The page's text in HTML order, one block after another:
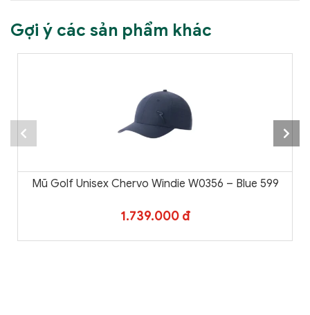
Gợi ý các sản phẩm khác
Mũ Golf Unisex Chervo Windie W0356 – Blue 599
1.739.000 đ